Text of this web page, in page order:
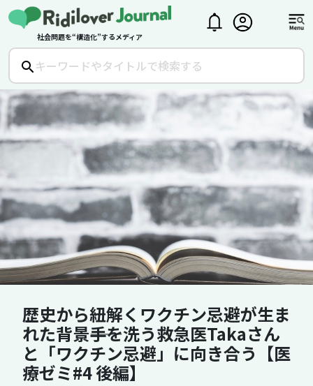
社会問題を“構造化”するメディア
歴史から紐解くワクチン忌避が生ま
れた背景――手を洗う救急医Takaさん
と「ワクチン忌避」に向き合う【医
療ゼミ#4 後編】